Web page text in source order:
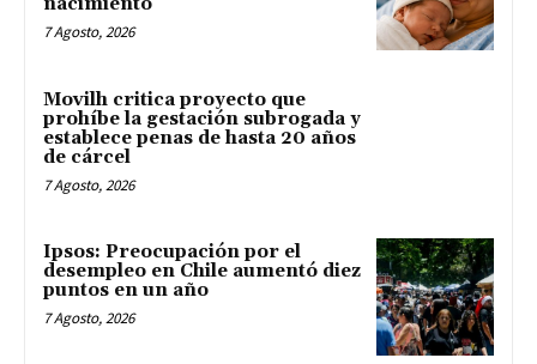
7 Agosto, 2026
Movilh critica proyecto que
prohíbe la gestación subrogada y
establece penas de hasta 20 años
de cárcel
7 Agosto, 2026
Ipsos: Preocupación por el
desempleo en Chile aumentó diez
puntos en un año
7 Agosto, 2026